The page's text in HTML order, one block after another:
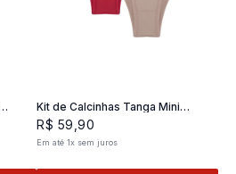
Kit de Calcinhas Tanga Mini
Classic 02- 2 und
R$ 59 ,90
Em até 1x sem juros